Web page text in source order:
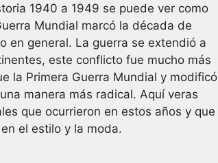
1940 a 1949 se puede ver como
Mundial marcó la década de
en general. La guerra se extendió a
este conflicto fue mucho más
la Primera Guerra Mundial y modificó
manera más radical. Aquí veras
que ocurrieron en estos años y que
el estilo y la moda.